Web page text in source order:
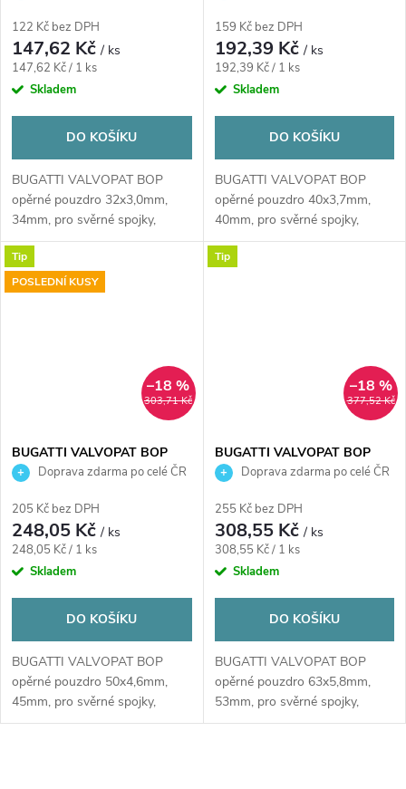
voda/plyn, mosaz
122 Kč bez DPH
147,62 Kč/ ks
Měrná
cena:
147,62 Kč / 1 ks
Skladem
DO KOŠÍKU
BUGATTI VALVOPAT BOP
opěrné pouzdro 32x3,0mm,
34mm, pro svěrné spojky,
voda/plyn, mosaz
voda/plyn, mosaz
159 Kč bez DPH
192,39 Kč/ ks
Měrná
cena:
192,39 Kč / 1 ks
Skladem
DO KOŠÍKU
BUGATTI VALVOPAT BOP
opěrné pouzdro 40x3,7mm,
40mm, pro svěrné spojky,
voda/plyn, mosaz
Tip
POSLEDNÍ KUSY
303,71 Kč
–18 %
BUGATTI VALVOPAT BOP
opěrné pouzdro 50x4,6mm,
voda/plyn, mosaz
Doprava zdarma po celé ČR
205 Kč bez DPH
248,05 Kč/ ks
Měrná
cena:
248,05 Kč / 1 ks
Skladem
DO KOŠÍKU
BUGATTI VALVOPAT BOP
opěrné pouzdro 50x4,6mm,
45mm, pro svěrné spojky,
voda/plyn, mosaz
Tip
377,52 Kč
–18 %
BUGATTI VALVOPAT BOP
opěrné pouzdro 63x5,8mm,
voda/plyn, mosaz
Doprava zdarma po celé ČR
255 Kč bez DPH
308,55 Kč/ ks
Měrná
cena:
308,55 Kč / 1 ks
Skladem
DO KOŠÍKU
BUGATTI VALVOPAT BOP
opěrné pouzdro 63x5,8mm,
53mm, pro svěrné spojky,
voda/plyn, mosaz